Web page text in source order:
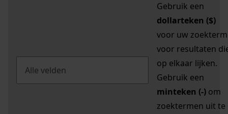
Gebruik een
dollarteken ($)
voor uw zoekterm
voor resultaten
op elkaar lijken.
Gebruik een
minteken (-) om
zoektermen uit te